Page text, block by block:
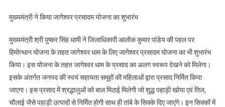
मुख्यमंत्री ने किया जागेश्वर प्रसादम योजना का शुभारंभ
मुख्यमंत्री श्री पुष्कर सिंह धामी ने जिलाधिकारी आलोक कुमार पांडेय की पहल पर
हिमोत्थान योजना के तहत जागेश्वर धाम के लिए जागेश्वर प्रसादम योजना का भी शुभारंभ
किया। इस योजना के तहत जागेश्वर धाम के प्रसाद का अलग स्वरूप देखने को मिलेगा।
इसके अंतर्गत जनपद की स्वयं सहायता समूहों की महिलाओं द्वारा प्रसाद निर्मित किया
जाएगा। इस प्रसाद में श्रद्धालुओं को बाल मिठाई मिलेगी जो शुद्ध पहाड़ी खोया एवं तिल,
चौलाई जैसे पहाड़ी उत्पादों से निर्मित होगी साथ ही तांबे के सिक्के दिए जाएंगे। इन सिक्कों में